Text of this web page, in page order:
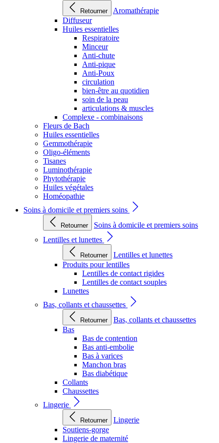
Retourner
Aromathérapie
Diffuseur
Huiles essentielles
Respiratoire
Minceur
Anti-chute
Anti-pique
Anti-Poux
circulation
bien-être au quotidien
soin de la peau
articulations & muscles
Complexe - combinaisons
Fleurs de Bach
Huiles essentielles
Gemmothérapie
Oligo-éléments
Tisanes
Luminothérapie
Phytothérapie
Huiles végétales
Homéopathie
Soins à domicile et premiers soins
Retourner
Soins à domicile et premiers soins
Lentilles et lunettes
Retourner
Lentilles et lunettes
Produits pour lentilles
Lentilles de contact rigides
Lentilles de contact souples
Lunettes
Bas, collants et chaussettes
Retourner
Bas, collants et chaussettes
Bas
Bas de contention
Bas anti-embolie
Bas à varices
Manchon bras
Bas diabétique
Collants
Chaussettes
Lingerie
Retourner
Lingerie
Soutiens-gorge
Lingerie de maternité